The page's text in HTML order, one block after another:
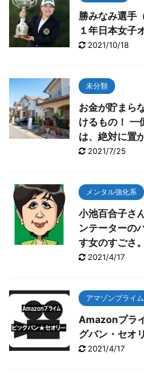
勝みなみ選手
１年日本女子
2021/10/18
未分類
お金が貯まら
けるもの！ 一
は、絶対に置
2021/7/25
メンタル強化系
小池百合子さ
ンテーターの
す女のすごさ。
2021/4/17
アマゾンプライム
Amazonプラ
グバン・セオ
2021/4/17